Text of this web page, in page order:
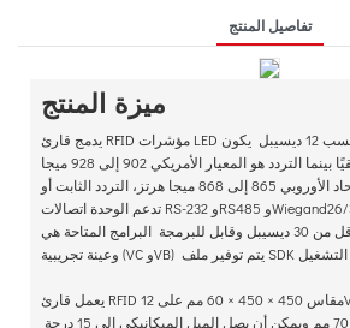
تفاصيل المنتج
ميزة المنتج
يدمج قارئ RFID مؤشرات LED زرقاء أو حمراء وهوائي بكسب 12 ديسيبل يكون
الاستقطاب عموديًا أو أفقيًا بينما التردد هو المعيار الأمريكي 902 إلى 928 ميجا
هرتز، نطاق الاتحاد الأوروبي 865 إلى 868 ميجا هرتز، التردد الثابت أو FHSS
تدعم الوحدة اتصالات RS-232 وRS485 وWiegand26/34/42/GPIO/LAN خرج
التردد اللاسلكي أقل من 30 ديسيبل وقابل للبرمجة البرامج المتاحة هي API
يعمل قارئ RFID مقاس 450 × 450 × 60 مم على 12VDC و2A يزن 4 كجم يبلغ
قطر عمود التثبيت 60 × 70 مم ويمكن أن يصل الميل الميكانيكي إلى 15 درجة